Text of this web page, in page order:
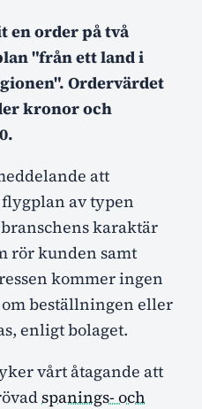
en order på två
"från ett land i
Ordervärdet
kronor och
att
av typen
karaktär
rör kunden samt
kommer ingen
beställningen eller
enligt bolaget.
vårt åtagande att
spanings- och